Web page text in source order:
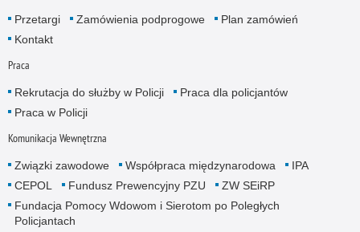
Przetargi Zamówienia podprogowe
Plan zamówień
Kontakt
Praca
Rekrutacja do służby w Policji
Praca dla policjantów
Praca w Policji
Komunikacja Wewnętrzna
Związki zawodowe Współpraca międzynarodowa
IPA
CEPOL
Fundusz Prewencyjny PZU
ZW SEiRP
Fundacja Pomocy Wdowom i Sierotom po Poległych
Policjantach